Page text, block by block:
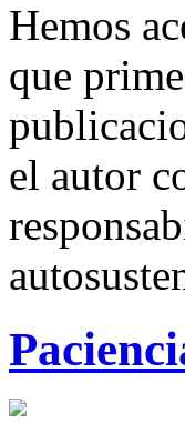
Hemos
que
el autor